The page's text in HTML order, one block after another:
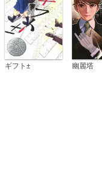
ギフト± 幽麗塔